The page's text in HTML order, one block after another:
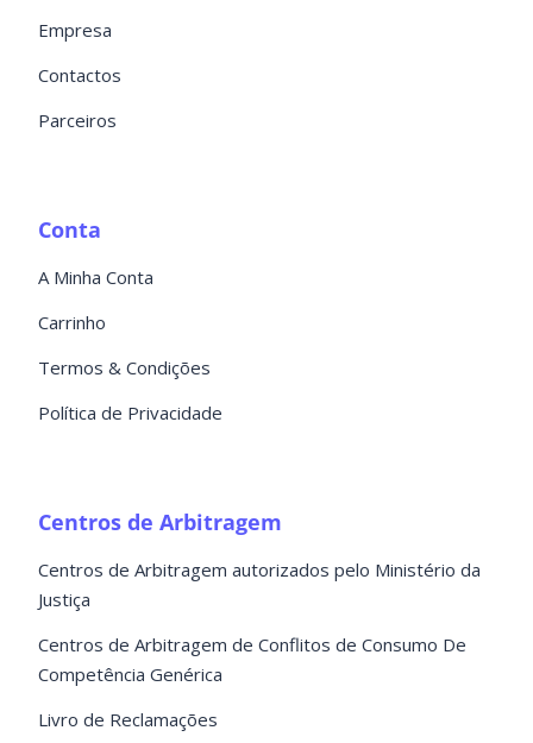
Empresa
Contactos
Parceiros
Conta
A Minha Conta
Carrinho
Termos & Condições
Política de Privacidade
Centros de Arbitragem
Centros de Arbitragem autorizados pelo Ministério da
Justiça
Centros de Arbitragem de Conflitos de Consumo De
Competência Genérica
Livro de Reclamações